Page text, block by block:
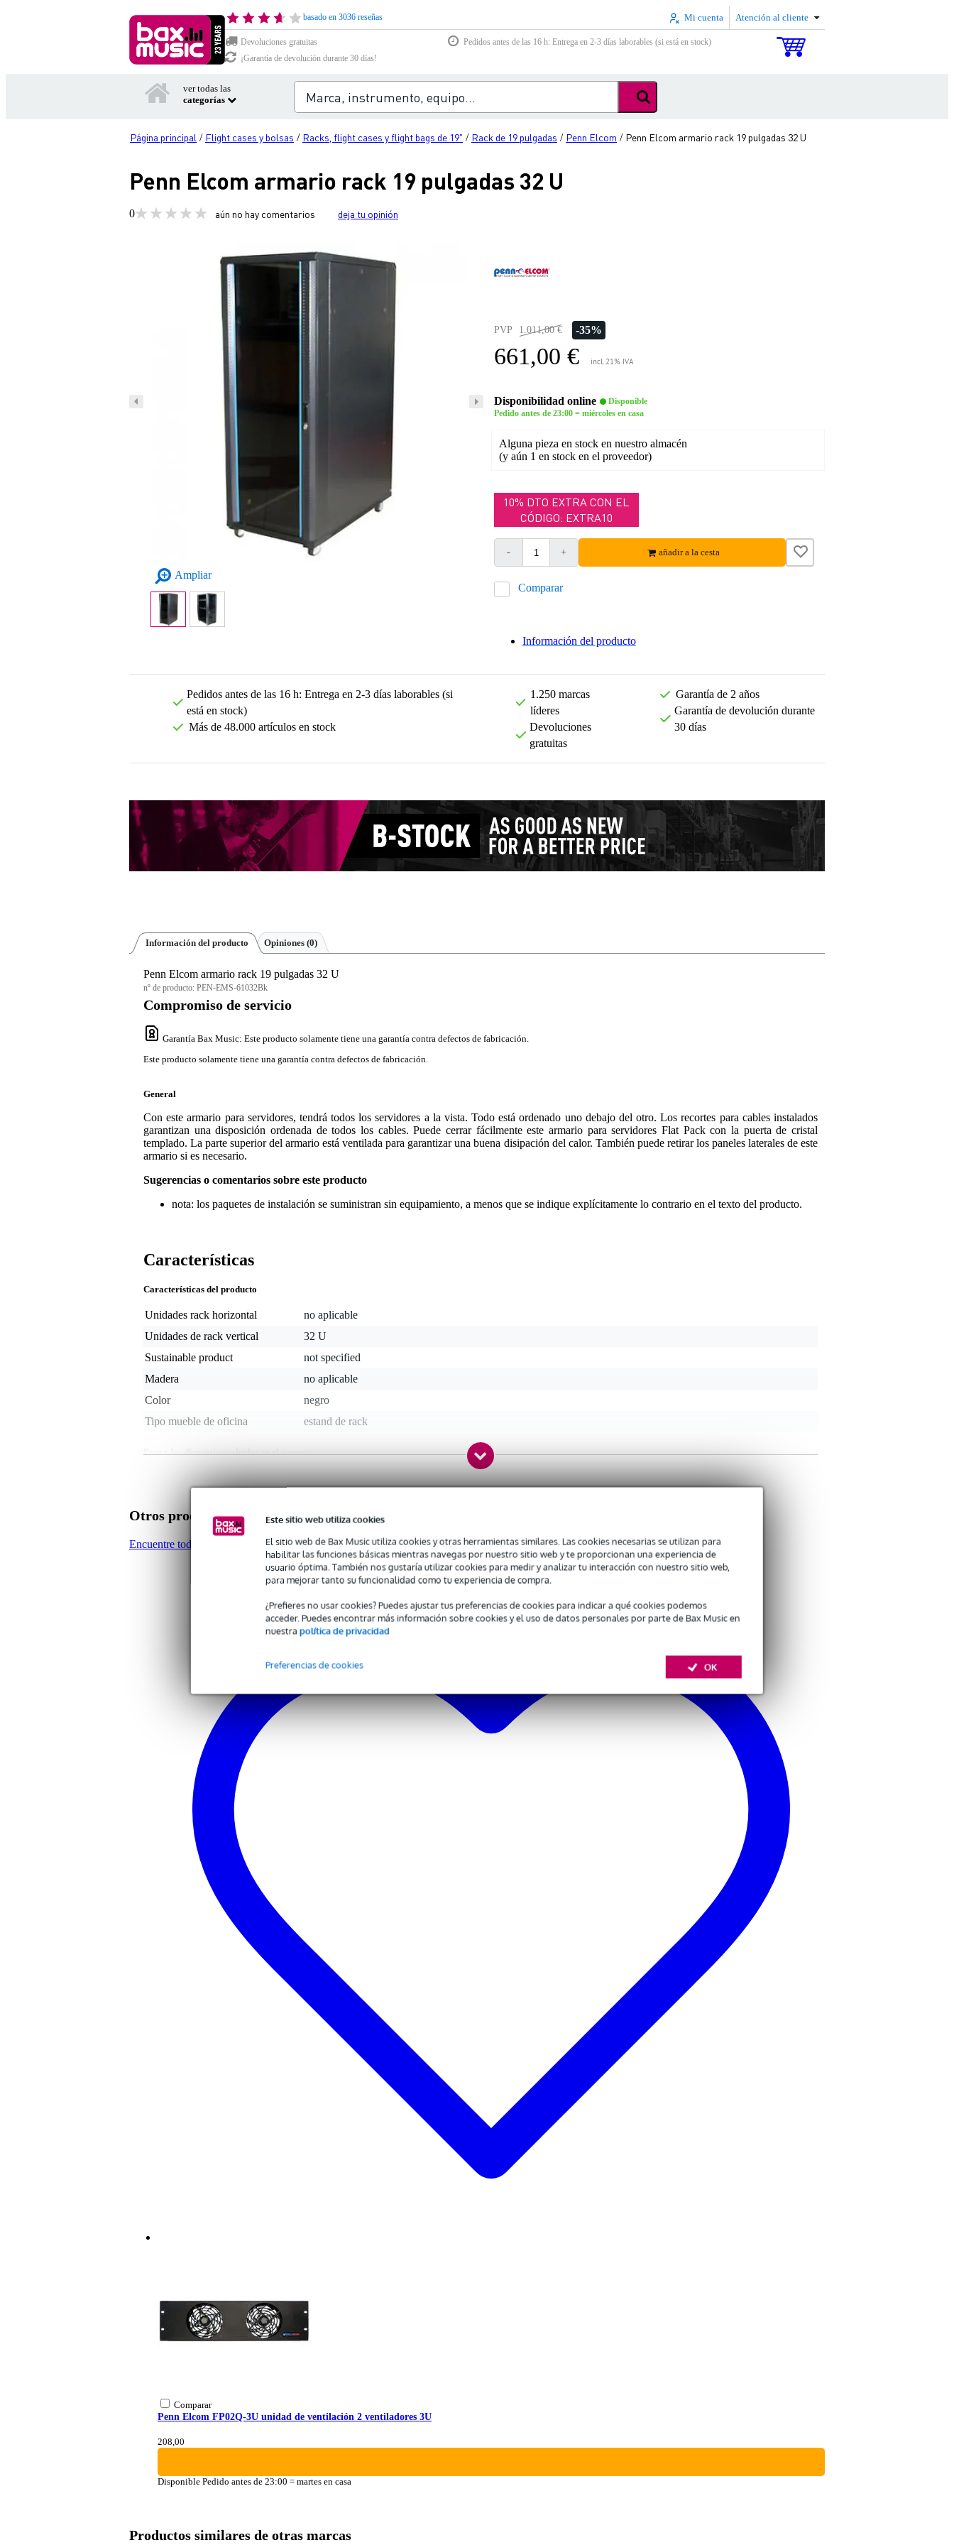
Este sitio web utiliza cookies
El sitio web de Bax Music utiliza cookies y otras herramientas similares. Las cookies necesarias se utilizan para
habilitar las funciones básicas mientras navegas por nuestro sitio web y te proporcionan una experiencia de
usuario óptima. También nos gustaría utilizar cookies para medir y analizar tu interacción con nuestro sitio web,
para mejorar tanto su funcionalidad como tu experiencia de compra.
¿Prefieres no usar cookies? Puedes ajustar tus preferencias de cookies para indicar a qué cookies podemos
acceder. Puedes encontrar más información sobre cookies y el uso de datos personales por parte de Bax Music en
nuestra política de privacidad
OK
Preferencias de cookies
basado en 3036 reseñas Mi cuenta Atención al cliente
Devoluciones gratuitas
Pedidos antes de las 16 h: Entrega en 2-3 días laborables (si está en stock)
¡Garantía de devolución durante 30 días!
ver todas las
categorías
Página principal / Flight cases y bolsas / Racks, flight cases y flight bags de 19" / Rack de 19 pulgadas / Penn Elcom / Penn Elcom armario rack 19 pulgadas 32 U
Penn Elcom armario rack 19 pulgadas 32 U
0 aún no hay comentarios deja tu opinión
Ampliar
PVP 1.011,00 € -35%
661,00 € incl. 21% IVA
Disponibilidad online
Disponible
Pedido antes de 23:00 = miércoles en casa
Alguna pieza en stock en nuestro almacén
(y aún 1 en stock en el proveedor)
10% DTO EXTRA CON EL
CÓDIGO: EXTRA10
- + añadir a la cesta
Comparar
Información del producto
Pedidos antes de las 16 h: Entrega en 2-3 días laborables (si
está en stock)
Más de 48.000 artículos en stock
1.250 marcas
líderes
Devoluciones
gratuitas
Garantía de 2 años
Garantía de devolución durante
30 días
Información del producto Opiniones (0)
Penn Elcom armario rack 19 pulgadas 32 U
nº de producto: PEN-EMS-61032Bk
Compromiso de servicio
Garantía Bax Music: Este producto solamente tiene una garantía contra defectos de fabricación.
Este producto solamente tiene una garantía contra defectos de fabricación.
General
Con este armario para servidores, tendrá todos los servidores a la vista. Todo está ordenado uno debajo del otro. Los recortes para cables instalados
garantizan una disposición ordenada de todos los cables. Puede cerrar fácilmente este armario para servidores Flat Pack con la puerta de cristal
templado. La parte superior del armario está ventilada para garantizar una buena disipación del calor. También puede retirar los paneles laterales de este
armario si es necesario.
Sugerencias o comentarios sobre este producto
nota: los paquetes de instalación se suministran sin equipamiento, a menos que se indique explícitamente lo contrario en el texto del producto.
Características
Características del producto
Unidades rack horizontal
no aplicable
Unidades de rack vertical
32 U
Sustainable product
not specified
Madera
no aplicable
Color
negro
Tipo mueble de oficina
estand de rack
Peso y las dimensiones incluyen el paquete
35,0 kg
Características del producto
armario para servidor de 19
profundidad de carril rack ajustable
Otros productos de Penn Elcom
Encuentre todos los productos de la marca Penn Elcom
Comparar
Penn Elcom FP02Q-3U unidad de ventilación 2 ventiladores 3U
208,00
Disponible Pedido antes de 23:00 = martes en casa
Productos similares de otras marcas